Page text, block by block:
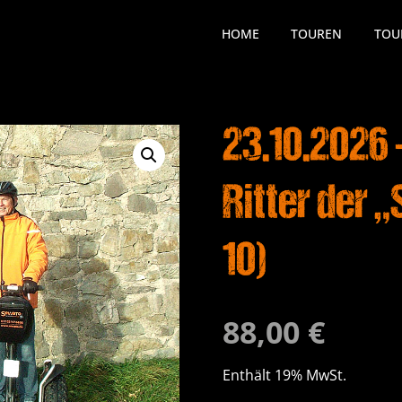
HOME TOUREN
23.10.2026
Ritter der
10)
88,00 €
Enthält 19% MwSt.